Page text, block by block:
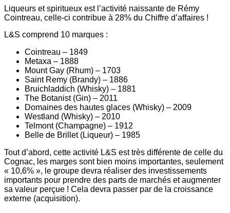
Liqueurs et spiritueux est l’activité naissante de Rémy
Cointreau, celle-ci contribue à 28% du Chiffre d’affaires !
L&S comprend 10 marques :
Cointreau – 1849
Metaxa – 1888
Mount Gay (Rhum) – 1703
Saint Remy (Brandy) – 1886
Bruichladdich (Whisky) – 1881
The Botanist (Gin) – 2011
Domaines des hautes glaces (Whisky) – 2009
Westland (Whisky) – 2010
Telmont (Champagne) – 1912
Belle de Brillet (Liqueur) – 1985
Tout d’abord, cette activité L&S est très différente de celle du
Cognac, les marges sont bien moins importantes, seulement
« 10,6% », le groupe devra réaliser des investissements
importants pour prendre des parts de marchés et augmenter
sa valeur perçue ! Cela devra passer par de la croissance
externe (acquisition).